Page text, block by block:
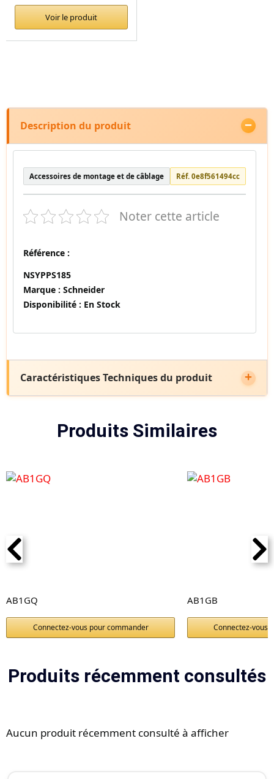
Voir le produit
Description du produit
Accessoires de montage et de câblage Réf. 0e8f561494cc
Noter cette article
Référence :
NSYPPS185
Marque : Schneider
Disponibilité : En Stock
Caractéristiques Techniques du produit
Produits Similaires
AB1GQ
Connectez-vous pour commander
AB1GB
Connectez-vous
Produits récemment consultés
Aucun produit récemment consulté à afficher